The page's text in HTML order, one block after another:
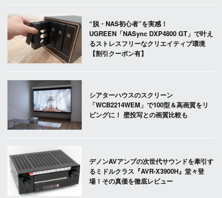
“脱・NAS初心者”を実感！
UGREEN「NASync DXP4800 GT」で叶え
るストレスフリーなクリエイティブ環境
【割引クーポン有】
シアターハウスのスクリーン
「WCB2214WEM」で100型＆高画質をリ
ビングに！ 壁投写との画質比較も
デノンAVアンプの次世代サウンドを牽引す
るミドルクラス『AVR-X3900H』堂々登
場！その真価を徹底レビュー